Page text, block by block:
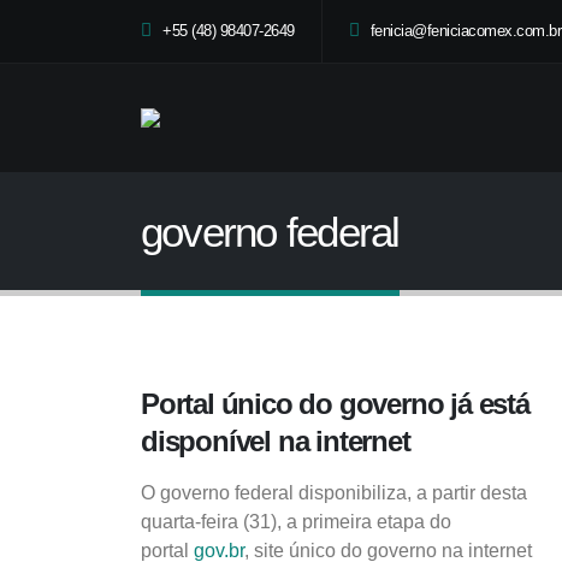
+55 (48) 98407-2649 fenicia@feniciacomex.com.br
governo federal
Portal único do governo já está
disponível na internet
O governo federal disponibiliza, a partir desta
quarta-feira (31), a primeira etapa do
portal gov.br, site único do governo na internet